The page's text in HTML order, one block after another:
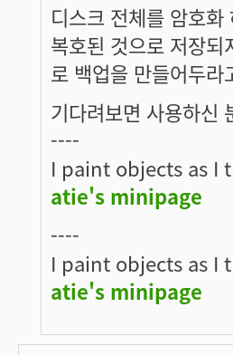
디스크 전체를 암호
복호된 것으로 저장
로 백업을 만들어두
기다려보면 사용하신
----
I paint objects as I
atie's minipage
----
I paint objects as I
atie's minipage